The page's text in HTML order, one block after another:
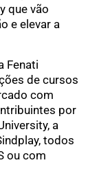
que vão
e elevar a
Fenati
de cursos
com
por
a
todos
ou com